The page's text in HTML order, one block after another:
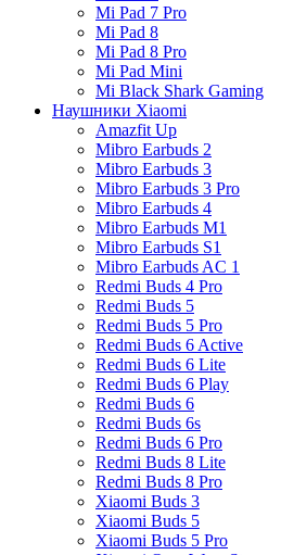
Mi Pad 7 Pro
Mi Pad 8
Mi Pad 8 Pro
Mi Pad Mini
Mi Black Shark Gaming
Наушники Xiaomi
Amazfit Up
Mibro Earbuds 2
Mibro Earbuds 3
Mibro Earbuds 3 Pro
Mibro Earbuds 4
Mibro Earbuds M1
Mibro Earbuds S1
Mibro Earbuds AC 1
Redmi Buds 4 Pro
Redmi Buds 5
Redmi Buds 5 Pro
Redmi Buds 6 Active
Redmi Buds 6 Lite
Redmi Buds 6 Play
Redmi Buds 6
Redmi Buds 6s
Redmi Buds 6 Pro
Redmi Buds 8 Lite
Redmi Buds 8 Pro
Xiaomi Buds 3
Xiaomi Buds 5
Xiaomi Buds 5 Pro